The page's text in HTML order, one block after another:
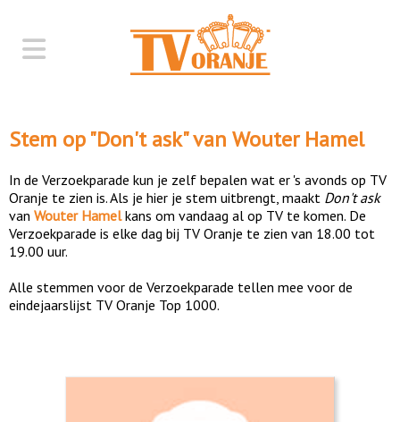
Stem op "Don't ask" van Wouter Hamel
In de Verzoekparade kun je zelf bepalen wat er 's avonds op TV
Oranje te zien is. Als je hier je stem uitbrengt, maakt Don't ask
van Wouter Hamelkans om vandaag al op TV te komen. De
Verzoekparade is elke dag bij TV Oranje te zien van 18.00 tot
19.00 uur.
Alle stemmen voor de Verzoekparade tellen mee voor de
eindejaarslijst TV Oranje Top 1000.